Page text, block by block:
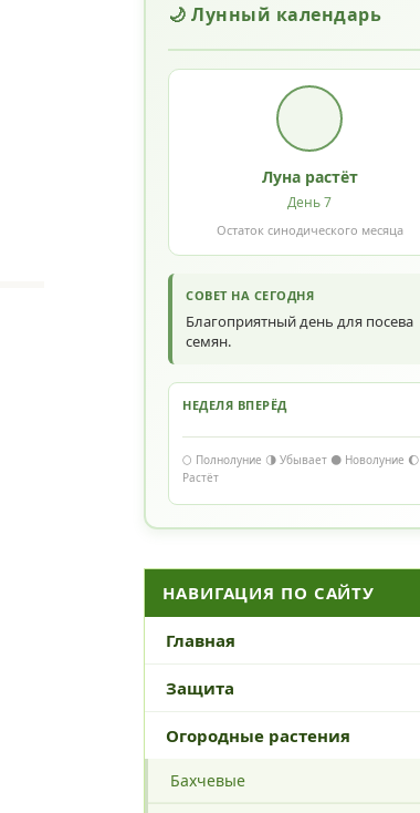
🌙 Лунный календарь
Луна растёт
День 7
Остаток синодического месяца
СОВЕТ НА СЕГОДНЯ
Благоприятный день для посева
семян.
НЕДЕЛЯ ВПЕРЁД
🌕 Полнолуние 🌗 Убывает 🌑 Новолуние 🌔
Растёт
НАВИГАЦИЯ ПО САЙТУ
Главная
Защита
Огородные растения
Бахчевые